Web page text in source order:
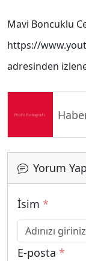
Mavi Boncuklu
https://
adresinden
Yorum Yap
İsim *
E-posta *